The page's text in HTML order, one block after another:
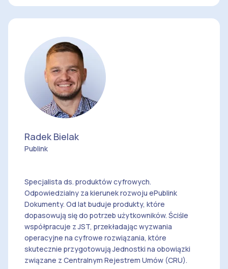
Radek Bielak
Publink
Specjalista ds. produktów cyfrowych.
Odpowiedzialny za kierunek rozwoju ePublink
Dokumenty. Od lat buduje produkty, które
dopasowują się do potrzeb użytkowników. Ściśle
współpracuje z JST, przekładając wyzwania
operacyjne na cyfrowe rozwiązania, które
skutecznie przygotowują Jednostki na obowiązki
związane z Centralnym Rejestrem Umów (CRU).